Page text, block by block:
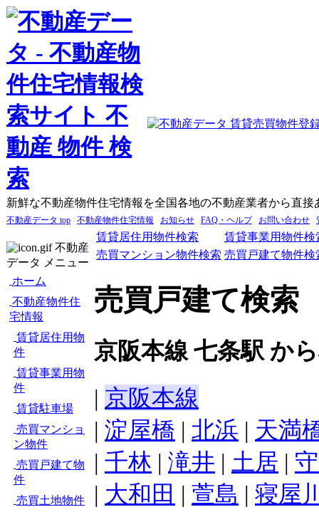
新鮮な不動産物件住宅情報を全国各地の不動産業者から直接
不動産データ top 不動産物件住宅情報 お知らせ FAQ・ヘルプ お問い合わせ
不動産
データ メニュー
ホーム
不動産物件住
宅情報
賃貸居住用物
件
賃貸事業用物
件
賃貸駐車場
売買マンショ
ン物件
売買戸建て物
件
売買土地物件
賃貸居住用物件検索
賃貸事業用物件検
売買マンション物件検索 売買戸建て物件検
売買戸建て検索
京阪本線 七条駅 か
| 京阪本線
| 淀屋橋 | 北浜 | 天満
| 千林 | 滝井 | 土居 |
| 大和田 | 萱島 | 寝屋